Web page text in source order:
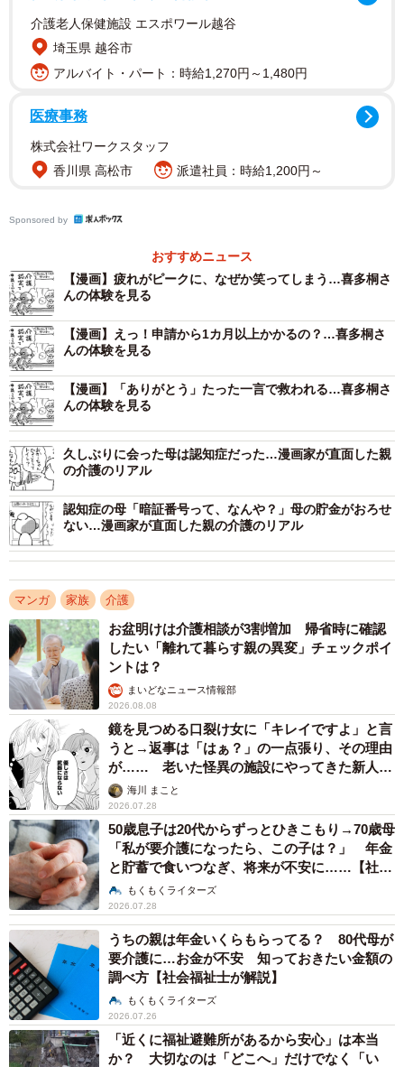
介護老人保健施設 エスポワール越谷
埼玉県 越谷市
アルバイト・パート：時給1,270円～1,480円
医療事務
株式会社ワークスタッフ
香川県 高松市
派遣社員：時給1,200円～
Sponsored by
おすすめニュース
【漫画】疲れがピークに、なぜか笑ってしまう…喜多桐さ
んの体験を見る
【漫画】えっ！申請から1カ月以上かかるの？…喜多桐さ
んの体験を見る
【漫画】「ありがとう」たった一言で救われる…喜多桐さ
んの体験を見る
久しぶりに会った母は認知症だった…漫画家が直面した親
の介護のリアル
認知症の母「暗証番号って、なんや？」母の貯金がおろせ
ない…漫画家が直面した親の介護のリアル
マンガ 家族 介護
お盆明けは介護相談が3割増加 帰省時に確認
したい「離れて暮らす親の異変」チェックポイ
ントは？
まいどなニュース情報部
2026.08.08
鏡を見つめる口裂け女に「キレイですよ」と言
うと→返事は「はぁ？」の一点張り、その理由
が…… 老いた怪異の施設にやってきた新人介
護士【漫画】
海川 まこと
2026.07.28
50歳息子は20代からずっとひきこもり→70歳母
「私が要介護になったら、この子は？」 年金
と貯蓄で食いつなぎ、将来が不安に……【社会
福祉士が解説】
もくもくライターズ
2026.07.28
うちの親は年金いくらもらってる？ 80代母が
要介護に…お金が不安 知っておきたい金額の
調べ方【社会福祉士が解説】
もくもくライターズ
2026.07.26
「近くに福祉避難所があるから安心」は本当
か？ 大切なのは「どこへ」だけでなく「い